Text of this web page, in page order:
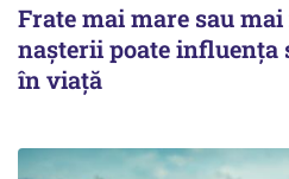
Frate mai mare sau
nașterii poate influența
în viață